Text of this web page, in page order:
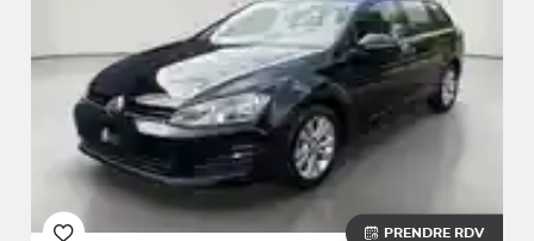
PRENDRE RDV